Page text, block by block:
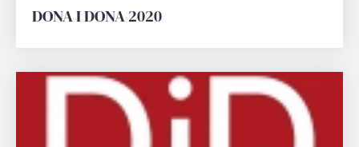
DONA I DONA 2020